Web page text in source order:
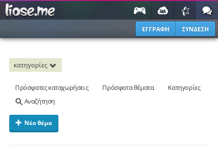
ΕΓΓΡΑΦΗ ΣΥΝΔΕΣΗ
κατηγορίες
Πρόσφατες καταχωρήσεις Πρόσφατα θέματα
Κατηγορίες
Αναζήτηση
Νέο θέμα